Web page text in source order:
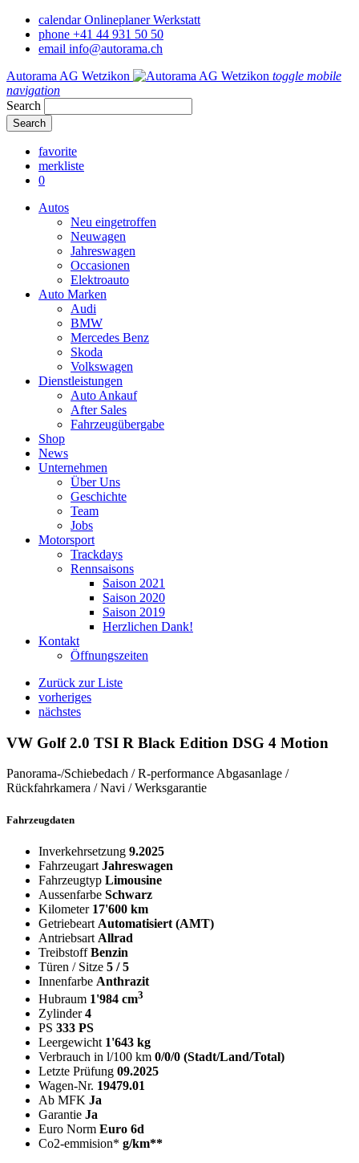
calendar Onlineplaner Werkstatt
phone +41 44 931 50 50
email info@autorama.ch
Autorama AG Wetzikon
toggle mobile
navigation
Search
favorite
merkliste
0
Autos
Neu eingetroffen
Neuwagen
Jahreswagen
Occasionen
Elektroauto
Auto Marken
Audi
BMW
Mercedes Benz
Skoda
Volkswagen
Dienstleistungen
Auto Ankauf
After Sales
Fahrzeugübergabe
Shop
News
Unternehmen
Über Uns
Geschichte
Team
Jobs
Motorsport
Trackdays
Rennsaisons
Saison 2021
Saison 2020
Saison 2019
Herzlichen Dank!
Kontakt
Öffnungszeiten
Zurück zur Liste
vorheriges
nächstes
VW Golf 2.0 TSI R Black Edition DSG 4 Motion
Panorama-/Schiebedach / R-performance Abgasanlage /
Rückfahrkamera / Navi / Werksgarantie
Fahrzeugdaten
Inverkehrsetzung 9.2025
Fahrzeugart Jahreswagen
Fahrzeugtyp Limousine
Aussenfarbe Schwarz
Kilometer 17'600 km
Getriebeart Automatisiert (AMT)
Antriebsart Allrad
Treibstoff Benzin
Türen / Sitze 5 / 5
Innenfarbe Anthrazit
Hubraum 1'984 cm3
Zylinder 4
PS 333 PS
Leergewicht 1'643 kg
Verbrauch in l/100 km 0/0/0 (Stadt/Land/Total)
Letzte Prüfung 09.2025
Wagen-Nr. 19479.01
Ab MFK Ja
Garantie Ja
Euro Norm Euro 6d
Co2-emmision* g/km**